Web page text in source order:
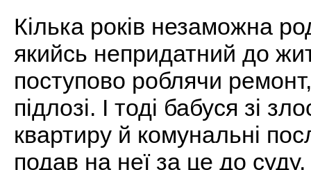
Кілька років незаможна
якийсь непридатний до
поступово роблячи
підлозі. І тоді бабуся зі
квартиру й комунальні
подав на неї за це до